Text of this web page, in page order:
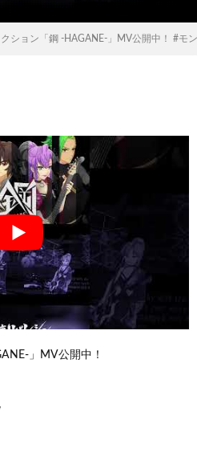
ション「鋼 -HAGANE-」MV公開中！ #モ
」MV公開中！